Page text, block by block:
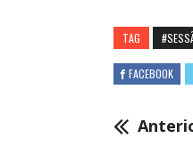
TAG
FACEBOOK